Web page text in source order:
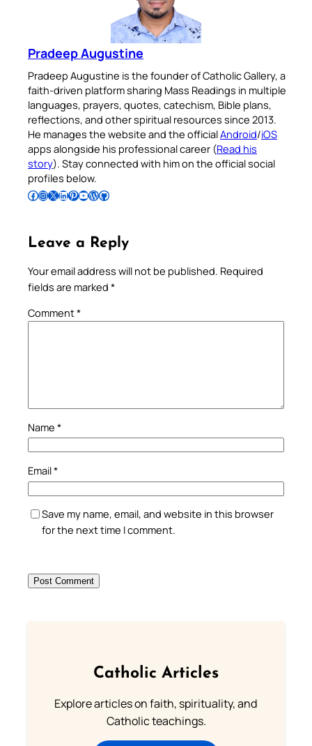
Pradeep Augustine
Pradeep Augustine is the founder of Catholic Gallery, a
faith-driven platform sharing Mass Readings in multiple
languages, prayers, quotes, catechism, Bible plans,
reflections, and other spiritual resources since 2013.
He manages the website and the officialAndroid/iOS
apps alongside his professional career (Read his
story). Stay connected with him on the official social
profiles below.
Follow Pradeep on Facebook Follow Pradeep on InstagramFollow Pradeep on X Follow Pradeep on LinkedIn Follow Pradeep on Pinterest Subscribe to Pradeep’s Youtube Channel Follow Pradeep on WordPress Follow Pradeep on GitHub
Leave a Reply
Your email address will not be published. Required
fields are marked *
Comment*
Name *
Email*
Save my name, email, and website in this browser
for the next time I comment.
Catholic Articles
Explore articles on faith, spirituality, and
Catholic teachings.